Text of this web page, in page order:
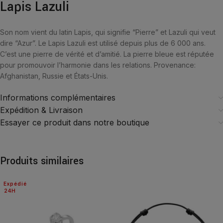
Lapis Lazuli
Son nom vient du latin Lapis, qui signifie “Pierre” et Lazuli qui veut
dire “Azur”. Le Lapis Lazuli est utilisé depuis plus de 6 000 ans.
C’est une pierre de vérité et d’amitié. La pierre bleue est réputée
pour promouvoir l’harmonie dans les relations. Provenance:
Afghanistan, Russie et États-Unis.
Informations complémentaires
Expédition & Livraison
Essayer ce produit dans notre boutique
Produits similaires
24H
Expédié